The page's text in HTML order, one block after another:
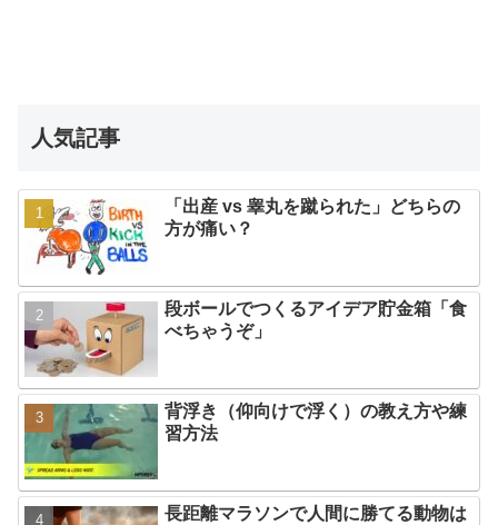
人気記事
「出産 vs 睾丸を蹴られた」どちらの
方が痛い？
段ボールでつくるアイデア貯金箱「食
べちゃうぞ」
背浮き（仰向けで浮く）の教え方や練
習方法
長距離マラソンで人間に勝てる動物は